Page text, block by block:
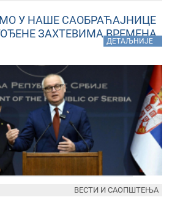
У НАШЕ САОБРАЋАЈНИЦЕ
ЗАХТЕВИМА ВРЕМЕНА
ДЕТАЉНИЈЕ
ВЕСТИ И САОПШТЕЊА